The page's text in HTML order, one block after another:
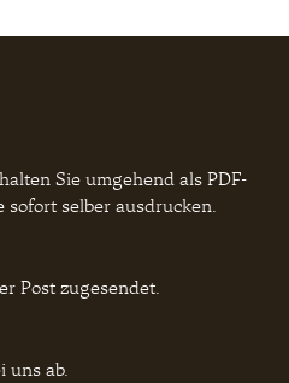
Sie umgehend als PDF-
selber ausdrucken.
Post zugesendet.
uns ab.